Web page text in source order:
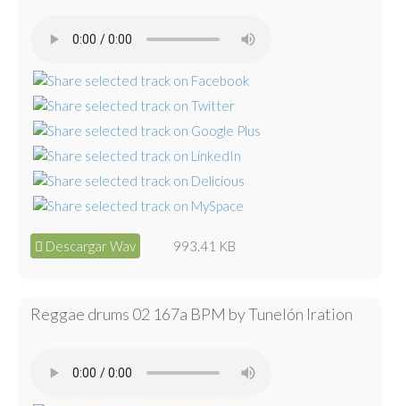
Descargar Wav 993.41 KB
Reggae drums 02 167a BPM by Tunelón Iration